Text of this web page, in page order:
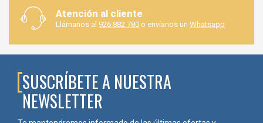
Atención al cliente
Llámanos al 926 882 780 o envíanos un Whatsapp
SUSCRÍBETE A NUESTRA
NEWSLETTER